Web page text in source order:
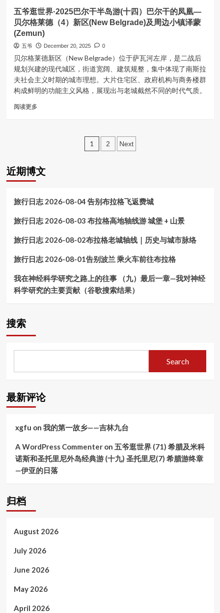
德
洛
文
尼
亚
首
都
卢
布
尔
雅
五
爷
逛
世
界
巴
尔
干
半
游
的
凤
贝
格
德
红
记
忆
—
斯
夫
馆
五爷逛世界·2025巴尔干半岛游(十四）巴尔干的凤凰—
贝尔格莱德（4）新区(New Belgrade)及周边小镇泽蒙
(Zemun)
五爷 December 20, 2025 0
贝尔格莱德新区（New Belgrade）位于萨瓦河左岸，是二战后
规划兴建的现代城区，街道宽阔、建筑规整，集中体现了南斯拉
夫社会主义时期的城市理想。大片住宅区、政府机构与商务楼群
构成鲜明的功能主义风格，展现出与老城截然不同的时代气质。
阅读更多Read
界
尔
半
岛
游
(十
四）
巴
尔
干
的
格
区
(New
周
小
镇
泽
Posts
1 2 Next
近期博文
旅行日志 2026-08-04 告别布拉格飞返费城
旅行日志 2026-08-03 布拉格高地轴线游 城堡 + 山景
旅行日志 2026-08-02布拉格老城轴线｜历史与城市脉络
旅行日志 2026-08-01告别波兰 乘火车前往布拉格
我在神经科学研究之路上的往事 （九）最后一章—我对神经
科学研究的主要贡献（谷歌搜索结果）
搜索
Search
最新评论
xgfu on 我的第一故乡——吉林九台
A WordPress Commenteron 五爷逛世界 (71) 希腊及米科
诺斯和圣托里尼外岛经典游 (十九) 圣托里尼(7) 希腊游终章
—伊亚的日落
归档
August 2026
July 2026
June 2026
May 2026
April 2026